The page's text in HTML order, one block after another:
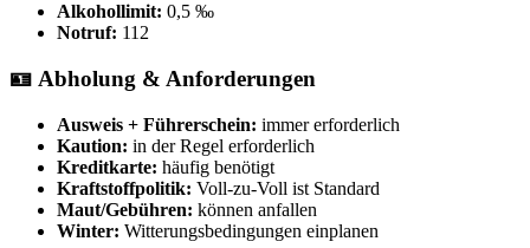
Alkohollimit: 0,5 ‰
Notruf: 112
🪪 Abholung & Anforderungen
Ausweis + Führerschein: immer erforderlich
Kaution: in der Regel erforderlich
Kreditkarte: häufig benötigt
Kraftstoffpolitik: Voll-zu-Voll ist Standard
Maut/Gebühren: können anfallen
Winter: Witterungsbedingungen einplanen